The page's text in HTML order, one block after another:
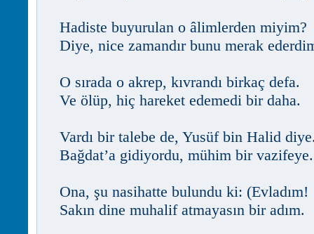
Hadiste buyurulan o âlimlerden miyim?
Diye, nice zamandır bunu merak
O sırada o akrep, kıvrandı birkaç defa.
Ve ölüp, hiç hareket edemedi bir daha.
Vardı bir talebe de, Yusüf bin Halid
Bağdat’a gidiyordu, mühim bir vazifeye.
Ona, şu nasihatte bulundu ki: (Evladım!
Sakın dine muhalif atmayasın bir adım.